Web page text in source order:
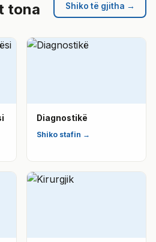
tona Shiko të gjitha →
Diagnostikë
Shiko stafin →